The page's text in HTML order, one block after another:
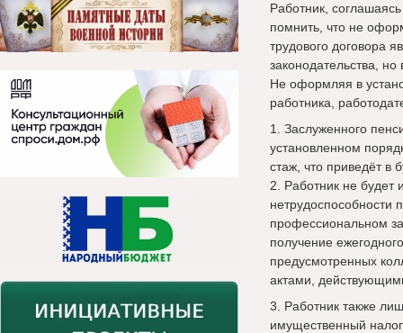
Работник,
помнить, что не
трудового договора
законодательства,
Не оформляя в
работника,
1. Заслуженного
установленном
стаж, что приведёт в
2. Работник не будет
нетрудоспособности
профессиональном
получение
предусмотренных
актами,
3. Работник также
имущественный